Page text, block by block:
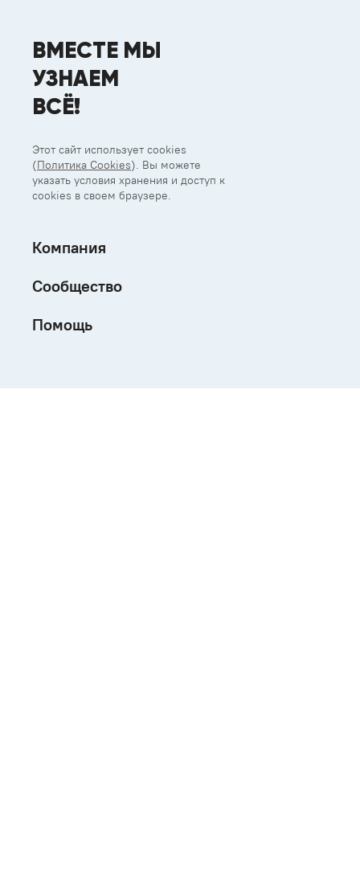
ВМЕСТЕ МЫ
УЗНАЕМ
ВСЁ!
Этот сайт использует cookies
(Политика Cookies). Вы можете
указать условия хранения и доступ к
cookies в своем браузере.
Компания
Сообщество
Помощь